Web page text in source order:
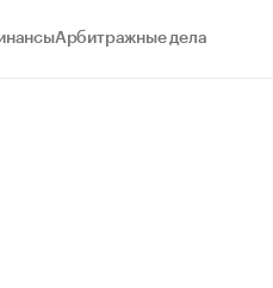
Арбитражные дела